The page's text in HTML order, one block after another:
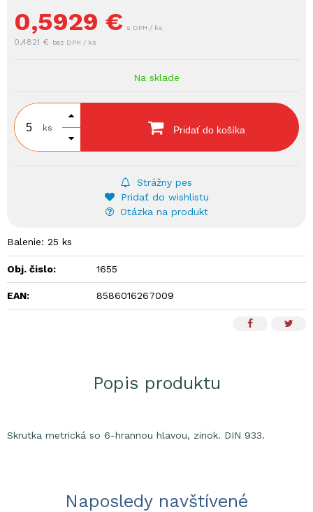
0,5929 € s DPH / ks
0,4821 € bez DPH / ks
Na sklade
ks Pridať do košíka
Strážny pes
Pridať do wishlistu
Otázka na produkt
Balenie: 25 ks
Obj. čislo: 1655
EAN: 8586016267009
Popis produktu
Skrutka metrická so 6-hrannou hlavou, zinok. DIN 933.
Naposledy navštívené